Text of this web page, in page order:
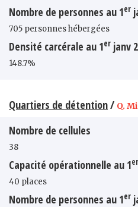
Nombre de personnes au 1er
705 personnes hébergées
Densité carcérale au 1er janv
148.7%
Quartiers de détention/ Q.
Nombre de cellules
38
Capacité opérationnelle au 1er
40 places
Nombre de personnes au 1er